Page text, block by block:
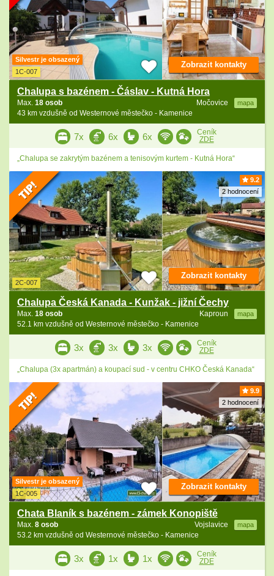
Silvestr je obsazený
1C-007
Chalupa s bazénem - Čáslav - Kutná Hora
Močovice mapa
Max. 18 osob
43 km vzdušně od Westernové městečko - Kamenice
Zobrazit kontakty
7x 6x 6x
Ceník
ZDE
„Chalupa se zakrytým bazénem a tenisovým kurtem - Kutná Hora“
9.2
2 hodnocení
2C-007
Chalupa Česká Kanada - Kunžak - jižní Čechy
Kaproun mapa
Max. 18 osob
52.1 km vzdušně od Westernové městečko - Kamenice
Zobrazit kontakty
3x 3x 3x
Ceník
ZDE
„Chalupa (3x apartmán) a koupací sud - v centru CHKO Česká Kanada“
9.9
2 hodnocení
Silvestr je obsazený
1C-005
Chata Blaník s bazénem - zámek Konopiště
Vojslavice mapa
Max. 8 osob
53.2 km vzdušně od Westernové městečko - Kamenice
Zobrazit kontakty
3x 1x 1x
Ceník
ZDE